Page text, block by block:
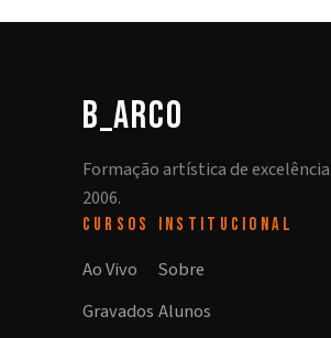
b_arco
Formação artística de
2006.
CURSOS
Ao Vivo
Gravados
INSTITUCIONAL
Sobre
Alunos